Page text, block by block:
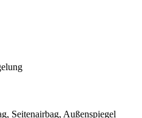
Seitenairbag, Außenspiegel